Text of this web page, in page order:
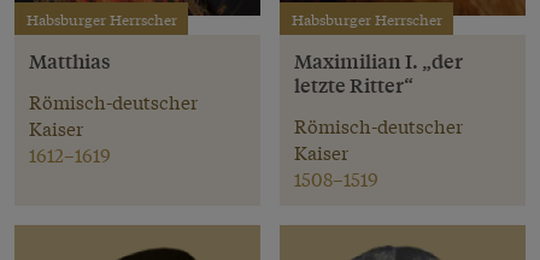
Habsburger Herrscher
Matthias
Römisch-deutscher
Kaiser
1612–1619
Habsburger Herrscher
Maximilian I. „der
letzte Ritter“
Römisch-deutscher
Kaiser
1508–1519